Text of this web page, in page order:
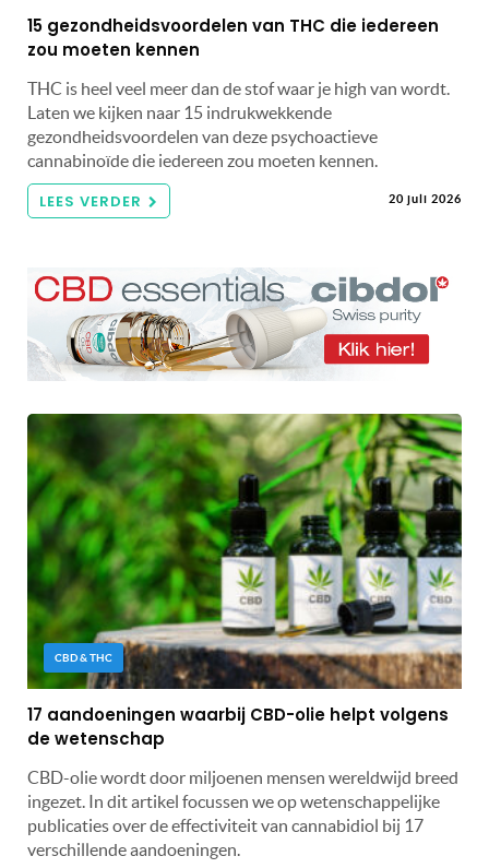
15 gezondheidsvoordelen van THC die iedereen
zou moeten kennen
THC is heel veel meer dan de stof waar je high van wordt.
Laten we kijken naar 15 indrukwekkende
gezondheidsvoordelen van deze psychoactieve
cannabinoïde die iedereen zou moeten kennen.
LEES VERDER 20 juli 2026
CBD & THC
17 aandoeningen waarbij CBD-olie helpt volgens
de wetenschap
CBD-olie wordt door miljoenen mensen wereldwijd breed
ingezet. In dit artikel focussen we op wetenschappelijke
publicaties over de effectiviteit van cannabidiol bij 17
verschillende aandoeningen.